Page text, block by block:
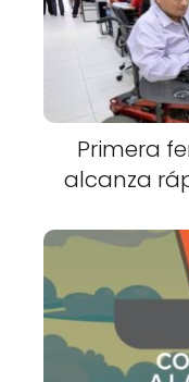
Primera
alcanza